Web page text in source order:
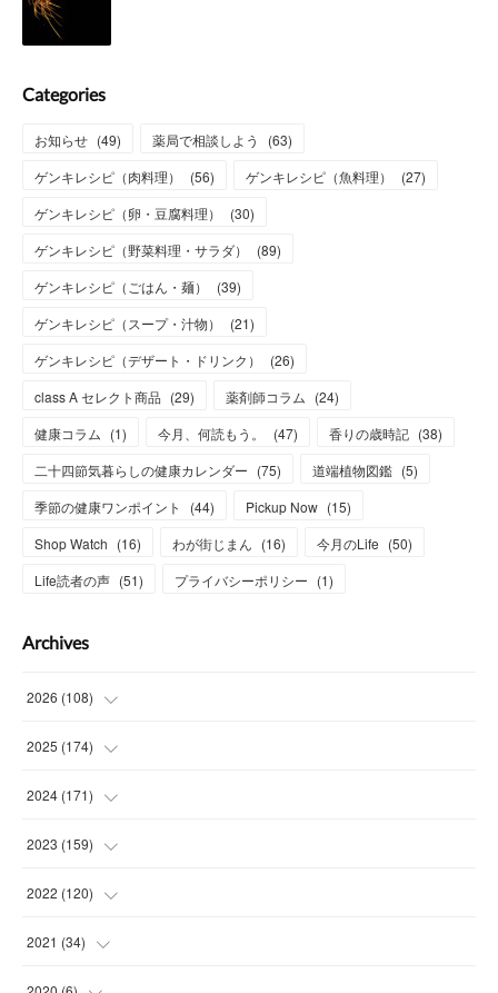
Categories
お知らせ (49) 薬局で相談しよう (63)
ゲンキレシピ（肉料理）
(56) ゲンキレシピ（魚料理） (27)
ゲンキレシピ（卵・豆腐料理）
(30)
ゲンキレシピ（野菜料理・サラダ）
(89)
ゲンキレシピ（ごはん・麺）
(39)
ゲンキレシピ（スープ・汁物）
(21)
ゲンキレシピ（デザート・ドリンク）
(26)
class A セレクト商品 (29) 薬剤師コラム (24)
健康コラム (1) 今月、何読もう。 (47) 香りの歳時記 (38)
二十四節気暮らしの健康カレンダー (75) 道端植物図鑑 (5)
季節の健康ワンポイント
(44) Pickup Now (15)
Shop Watch (16) わが街じまん (16) 今月のLife (50)
Life読者の声 (51) プライバシーポリシー (1)
Archives
2026 (108)
(6)
(15
(15
(13
2025 (174)
(14
(14
(15
(15
2024 (171)
(13
(13
(15
(
2023 (159)
(14
(14 )
(
2022 (120)
(14 )
( 13
2021 (34)
( )